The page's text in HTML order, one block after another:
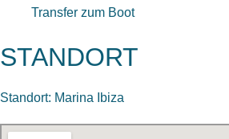
Transfer zum Boot
STANDORT
Standort: Marina Ibiza